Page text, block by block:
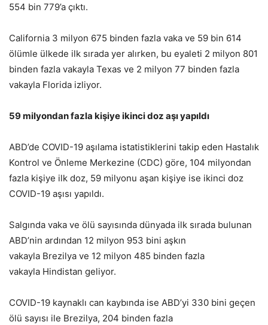
554 bin 779’a çıktı.
California 3 milyon 675 binden fazla vaka ve 59 bin 614
ölümle ülkede ilk sırada yer alırken, bu eyaleti 2 milyon 801
binden fazla vakayla Texas ve 2 milyon 77 binden fazla
vakayla Florida izliyor.
59 milyondan fazla kişiye ikinci doz aşı yapıldı
ABD’de COVID-19 aşılama istatistiklerini takip eden Hastalık
Kontrol ve Önleme Merkezine (CDC) göre, 104 milyondan
fazla kişiye ilk doz, 59 milyonu aşan kişiye ise ikinci doz
COVID-19 aşısı yapıldı.
Salgında vaka ve ölü sayısında dünyada ilk sırada bulunan
ABD’nin ardından 12 milyon 953 bini aşkın
vakayla Brezilya ve 12 milyon 485 binden fazla
vakayla Hindistan geliyor.
COVID-19 kaynaklı can kaybında ise ABD’yi 330 bini geçen
ölü sayısı ile Brezilya, 204 binden fazla